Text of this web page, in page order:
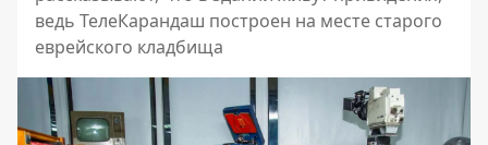
ведь ТелеКарандаш построен на месте старого
еврейского кладбища